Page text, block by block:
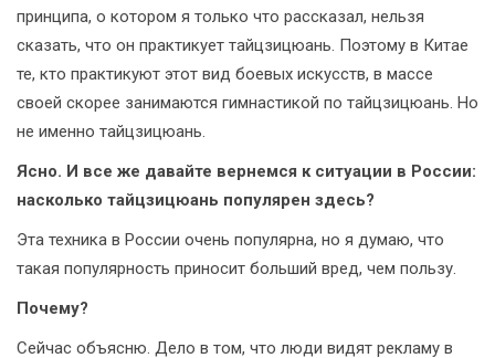
принципа, о котором я только что рассказал, нельзя
сказать, что он практикует тайцзицюань. Поэтому в Китае
те, кто практикуют этот вид боевых искусств, в массе
своей скорее занимаются гимнастикой по тайцзицюань. Но
не именно тайцзицюань.
Ясно. И все же давайте вернемся к ситуации в России:
насколько тайцзицюань популярен здесь?
Эта техника в России очень популярна, но я думаю, что
такая популярность приносит больший вред, чем пользу.
Почему?
Сейчас объясню. Дело в том, что люди видят рекламу в